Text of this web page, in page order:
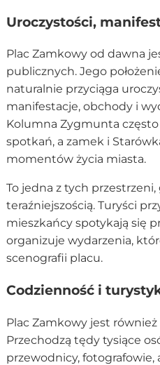
Uroczystości,
Plac Zamkowy od dawna
publicznych. Jego
naturalnie przyciąga
manifestacje, obchody i
Kolumna Zygmunta
spotkań, a zamek i
momentów życia miasta.
To jedna z tych przestrzeni,
teraźniejszością. Turyści
mieszkańcy spotykają się
organizuje wydarzenia,
scenografii placu.
Codzienność i
Plac Zamkowy jest
Przechodzą tędy tysiące
przewodnicy, fotografowie,